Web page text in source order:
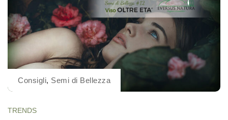
Consigli, Semi di Bellezza
TRENDS